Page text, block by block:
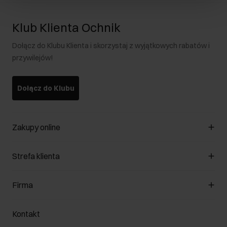
Klub Klienta Ochnik
Dołącz do Klubu Klienta i skorzystaj z wyjątkowych rabatów i
przywilejów!
Dołącz do Klubu
Zakupy online
Zarządzaj cookies
Formy płatności
Jak dokonać zwrotu?
Strefa klienta
Klub Klienta
Zwróć produkty
Firma
O nas
Kontakt